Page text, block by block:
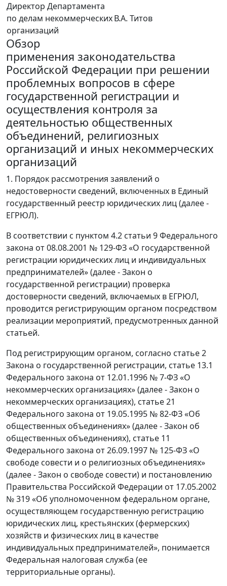
Директор Департамента
по делам некоммерческих
организаций
В.А. Титов
Обзор
применения законодательства
Российской Федерации при решении
проблемных вопросов в сфере
государственной регистрации и
осуществления контроля за
деятельностью общественных
объединений, религиозных
организаций и иных некоммерческих
организаций
1. Порядок рассмотрения заявлений о
недостоверности сведений, включенных в Единый
государственный реестр юридических лиц (далее -
ЕГРЮЛ).
В соответствии с пунктом 4.2 статьи 9 Федерального
закона от 08.08.2001 № 129-ФЗ «О государственной
регистрации юридических лиц и индивидуальных
предпринимателей» (далее - Закон о
государственной регистрации) проверка
достоверности сведений, включаемых в ЕГРЮЛ,
проводится регистрирующим органом посредством
реализации мероприятий, предусмотренных данной
статьей.
Под регистрирующим органом, согласно статье 2
Закона о государственной регистрации, статье 13.1
Федерального закона от 12.01.1996 № 7-ФЗ «О
некоммерческих организациях» (далее - Закон о
некоммерческих организациях), статье 21
Федерального закона от 19.05.1995 № 82-ФЗ «Об
общественных объединениях» (далее - Закон об
общественных объединениях), статье 11
Федерального закона от 26.09.1997 № 125-ФЗ «О
свободе совести и о религиозных объединениях»
(далее - Закон о свободе совести) и постановлению
Правительства Российской Федерации от 17.05.2002
№ 319 «Об уполномоченном федеральном органе,
осуществляющем государственную регистрацию
юридических лиц, крестьянских (фермерских)
хозяйств и физических лиц в качестве
индивидуальных предпринимателей», понимается
Федеральная налоговая служба (ее
территориальные органы).